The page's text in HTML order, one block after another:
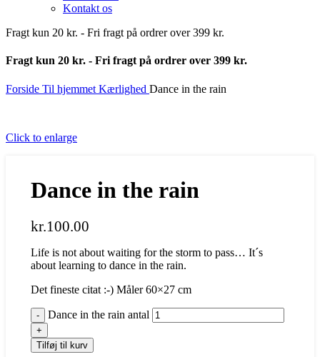
Kontakt os
Fragt kun 20 kr. - Fri fragt på ordrer over 399 kr.
Fragt kun 20 kr. - Fri fragt på ordrer over 399 kr.
Forside Til hjemmet Kærlighed Dance in the rain
Click to enlarge
Dance in the rain
kr.100.00
Life is not about waiting for the storm to pass… It´s
about learning to dance in the rain.
Det fineste citat :-) Måler 60×27 cm
Dance in the rain antal
Tilføj til kurv